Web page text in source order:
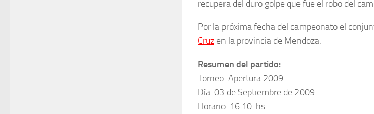
recupera del duro golpe que fue el robo del
Por la próxima fecha del campeonato el
Cruz en la provincia de Mendoza.
Resumen del partido:
Torneo: Apertura 2009
Día: 03 de Septiembre de 2009
Horario: 16.10 hs.